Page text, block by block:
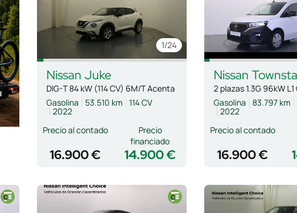
1/24
Nissan Juke
DIG-T 84 kW (114 CV) 6M/T Acenta
Gasolina
53.510 km 114 CV
2022
Precio al contado
16.900 € 14.900 €
Precio
financiado
Nissan
2 plazas 1.3G 96kW
Gasolina
83.797 km
2022
Precio al contado
16.900 €